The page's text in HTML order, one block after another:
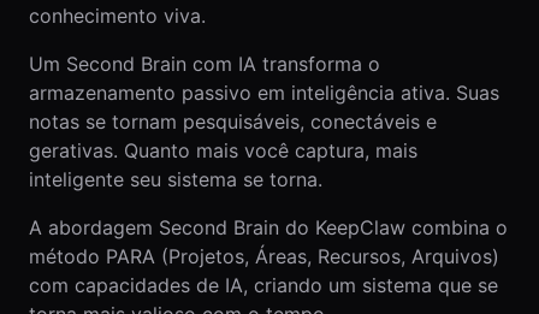
conhecimento viva.
Um Second Brain com IA transforma o
armazenamento passivo em inteligência ativa. Suas
notas se tornam pesquisáveis, conectáveis e
gerativas. Quanto mais você captura, mais
inteligente seu sistema se torna.
A abordagem Second Brain do KeepClaw combina o
método PARA (Projetos, Áreas, Recursos, Arquivos)
com capacidades de IA, criando um sistema que se